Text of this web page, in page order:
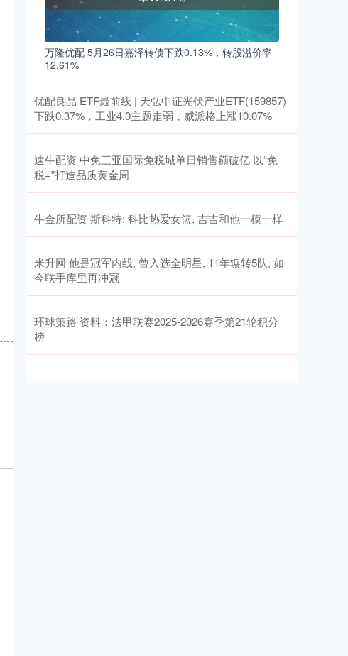
万隆优配 5月26日嘉泽转债下跌0.13%，转股溢价率
12.61%
优配良品 ETF最前线 | 天弘中证光伏产业ETF(159857)
下跌0.37%，工业4.0主题走弱，威派格上涨10.07%
速牛配资 中免三亚国际免税城单日销售额破亿 以“免
税+”打造品质黄金周
牛金所配资 斯科特: 科比热爱女篮, 吉吉和他一模一样
米升网 他是冠军内线, 曾入选全明星, 11年辗转5队, 如
今联手库里再冲冠
环球策路 资料：法甲联赛2025-2026赛季第21轮积分
榜